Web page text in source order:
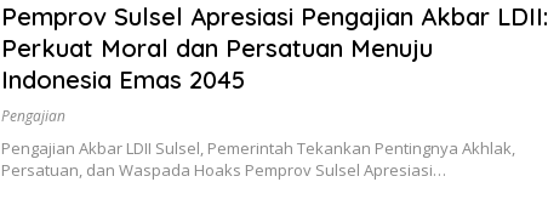
Pemprov Sulsel Apresiasi Pengajian Akbar LDII:
Perkuat Moral dan Persatuan Menuju
Indonesia Emas 2045
Pengajian
Pengajian Akbar LDII Sulsel, Pemerintah Tekankan Pentingnya Akhlak,
Persatuan, dan Waspada Hoaks Pemprov Sulsel Apresiasi…